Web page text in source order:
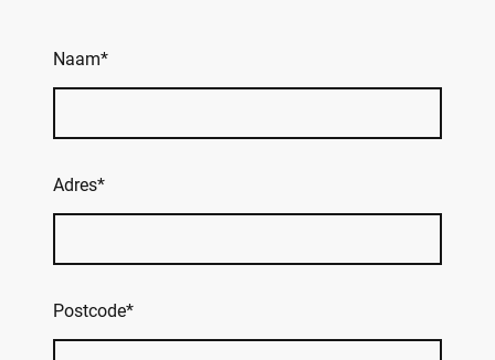
Naam*
Adres*
Postcode*